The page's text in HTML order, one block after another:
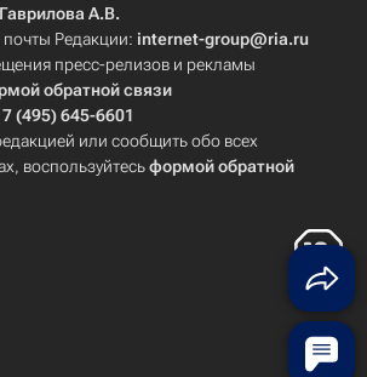
Гаврилова А.В.
Редакции: internet-group@ria.ru
пресс-релизов и рекламы
обратной связи
7 (495) 645-6601
или сообщить обо всех
воспользуйтесьформой обратной